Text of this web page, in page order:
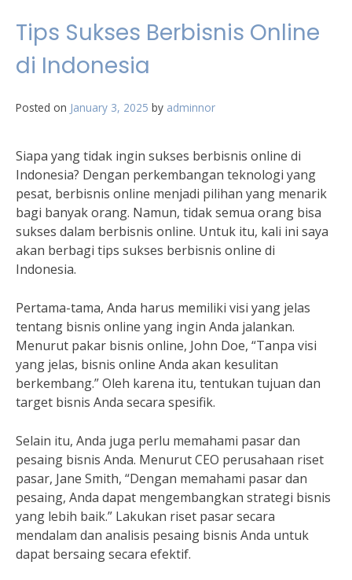
Tips Sukses Berbisnis Online
di Indonesia
Posted on January 3, 2025 by adminnor
Siapa yang tidak ingin sukses berbisnis online di
Indonesia? Dengan perkembangan teknologi yang
pesat, berbisnis online menjadi pilihan yang menarik
bagi banyak orang. Namun, tidak semua orang bisa
sukses dalam berbisnis online. Untuk itu, kali ini saya
akan berbagi tips sukses berbisnis online di
Indonesia.
Pertama-tama, Anda harus memiliki visi yang jelas
tentang bisnis online yang ingin Anda jalankan.
Menurut pakar bisnis online, John Doe, “Tanpa visi
yang jelas, bisnis online Anda akan kesulitan
berkembang.” Oleh karena itu, tentukan tujuan dan
target bisnis Anda secara spesifik.
Selain itu, Anda juga perlu memahami pasar dan
pesaing bisnis Anda. Menurut CEO perusahaan riset
pasar, Jane Smith, “Dengan memahami pasar dan
pesaing, Anda dapat mengembangkan strategi bisnis
yang lebih baik.” Lakukan riset pasar secara
mendalam dan analisis pesaing bisnis Anda untuk
dapat bersaing secara efektif.